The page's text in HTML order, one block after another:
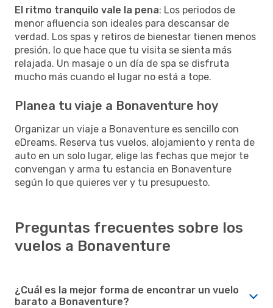
El ritmo tranquilo vale la pena: Los periodos de
menor afluencia son ideales para descansar de
verdad. Los spas y retiros de bienestar tienen menos
presión, lo que hace que tu visita se sienta más
relajada. Un masaje o un día de spa se disfruta
mucho más cuando el lugar no está a tope.
Planea tu viaje a Bonaventure hoy
Organizar un viaje a Bonaventure es sencillo con
eDreams. Reserva tus vuelos, alojamiento y renta de
auto en un solo lugar, elige las fechas que mejor te
convengan y arma tu estancia en Bonaventure
según lo que quieres ver y tu presupuesto.
Preguntas frecuentes sobre los
vuelos a Bonaventure
¿Cuál es la mejor forma de encontrar un vuelo
barato a Bonaventure?